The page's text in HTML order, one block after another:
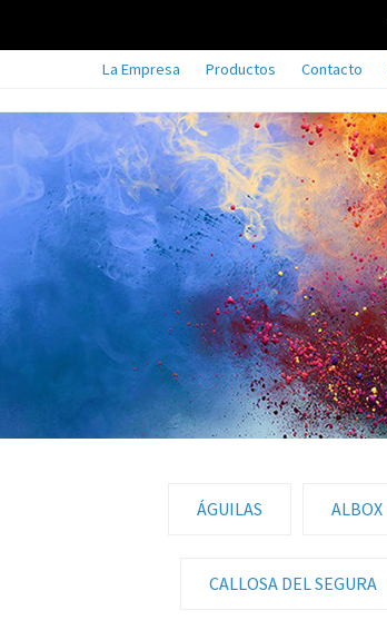
La Empresa Productos Contacto
ÁGUILAS ALBOX
CALLOSA DEL SEGURA